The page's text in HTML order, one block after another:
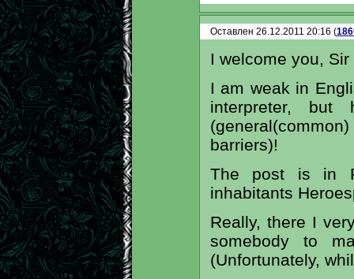
Оставлен 26.12.2011 20:16 (
I welcome you,
I am weak in
interpreter, but
barriers)!
The post is in
inhabitants
Really, there I
somebody to
(Unfortunately,